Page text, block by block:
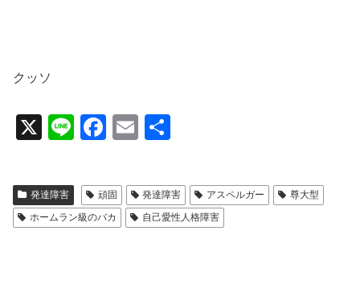
クッソ
X
Li
e
F
c
e
b
E
ail
発達障害 頑固 発達障害 アスペルガー
尊大型
ホームラン級のバカ
自己愛性人格障害